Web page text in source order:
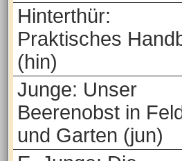
Hinterthür:
Praktisches
(hin)
Junge: Unser
Beerenobst in
und Garten (jun)